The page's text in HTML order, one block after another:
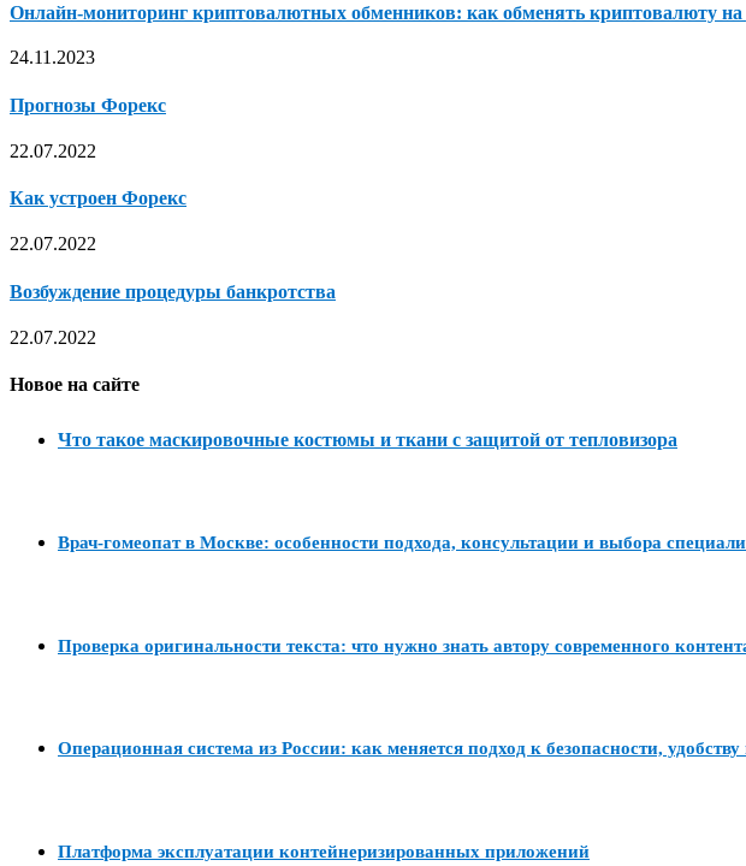
Онлайн-мониторинг криптовалютных обменников: как обменять криптовалюту на
24.11.2023
Прогнозы Форекс
22.07.2022
Как устроен Форекс
22.07.2022
Возбуждение процедуры банкротства
22.07.2022
Новое на сайте
Что такое маскировочные костюмы и ткани с защитой от тепловизора
Врач-гомеопат в Москве: особенности подхода, консультации и выбора
Проверка оригинальности текста: что нужно знать автору современного
Операционная система из России: как меняется подход к безопасности,
Платформа эксплуатации контейнеризированных приложений